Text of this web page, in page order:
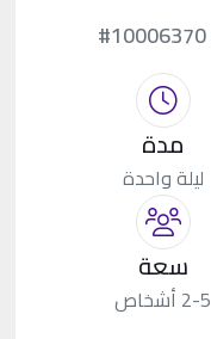
#10006370
مدة
ليلة واحدة
سعة
2-5 أشخاص